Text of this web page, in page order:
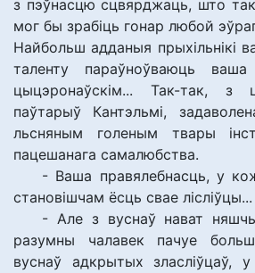
з пэўнасцю сцвярджаць, што
мог бы зрабіць гонар любой
Найбольш адданыя прыхільнікі
таленту параўноўваюць
цыцэронаўскім... Так-так, з
паўтарыў Кантэльмі,
льсняным голеным твары
пацешанага самалюбства.
- Ваша правялебнасць, у
становішчам ёсць свае лісліўцы...
- Але з вуснаў нават
разумны чалавек пачуе
вуснаў адкрытых зласліўцаў,